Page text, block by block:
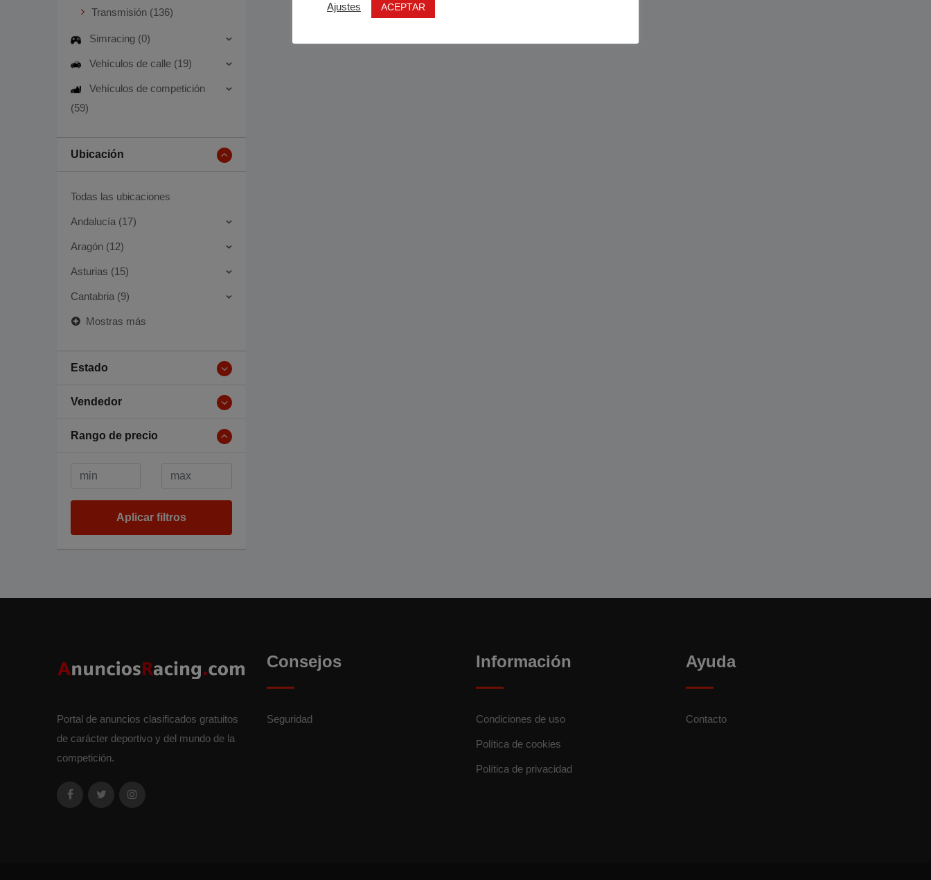
Transmisión (136)
Simracing (0)
Vehículos de calle (19)
Vehículos de competición
(59)
Ubicación
Todas las ubicaciones
Andalucía (17)
Aragón (12)
Asturias (15)
Cantabria (9)
Mostras más
Estado
Vendedor
Rango de precio
Aplicar filtros
Portal de anuncios clasificados gratuitos
de carácter deportivo y del mundo de la
competición.
Consejos
Seguridad
Información
Condiciones de uso
Política de cookies
Política de privacidad
Ayuda
Contacto
Ajustes ACEPTAR